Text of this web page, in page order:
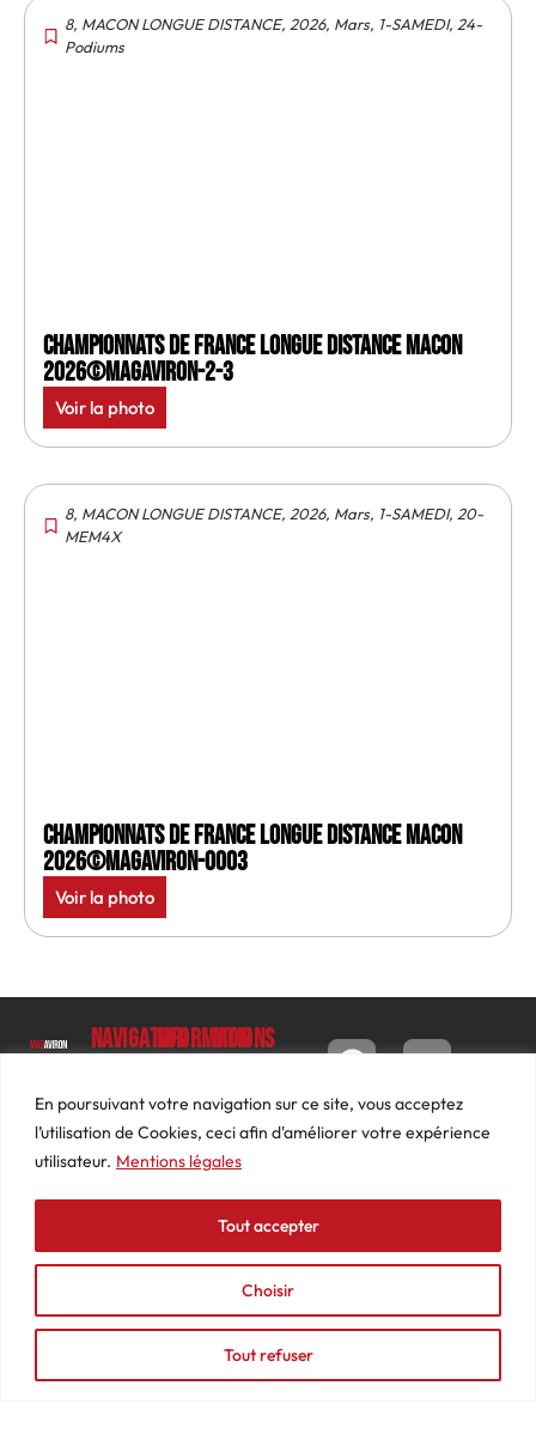
En poursuivant votre navigation sur ce site, vous acceptez
l’utilisation de Cookies, ceci afin d'améliorer votre expérience
utilisateur. Mentions légales
Choisir
Tout refuser
Tout accepter
8, MACON LONGUE DISTANCE, 2026, Mars, 1-SAMEDI, 24-
Podiums
Championnats de France longue distance Macon
2026©MagAviron-2-3
Voir la photo
8, MACON LONGUE DISTANCE, 2026, Mars, 1-SAMEDI, 20-
MEM4X
Championnats de France longue distance Macon
2026©MagAviron-0003
Voir la photo
Luc
Barbier
69640
74
87
contact@mediasaviron.fr
Navigation
Le
Magazine
Photos
Actualités
Podcasts
Informations
Conditions
générales
de ventes
Mentions
légales
Mon
Tableau
de bord
Commandes
Adresses
Détails
du
compte